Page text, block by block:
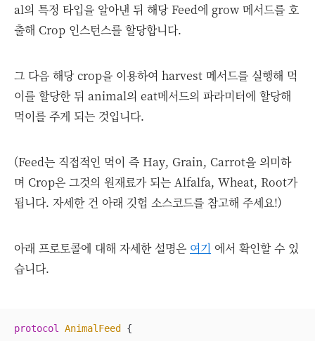
al의 특정 타입을 알아낸 뒤 해당 Feed에 grow 메서드를 호
출해 Crop 인스턴스를 할당합니다.
그 다음 해당 crop을 이용하여 harvest 메서드를 실행해 먹
이를 할당한 뒤 animal의 eat메서드의 파라미터에 할당해
먹이를 주게 되는 것입니다.
(Feed는 직접적인 먹이 즉 Hay, Grain, Carrot을 의미하
며 Crop은 그것의 원재료가 되는 Alfalfa, Wheat, Root가
됩니다. 자세한 건 아래 깃헙 소스코드를 참고해 주세요!)
아래 프로토콜에 대해 자세한 설명은 여기 에서 확인할 수 있
습니다.
protocol AnimalFeed {